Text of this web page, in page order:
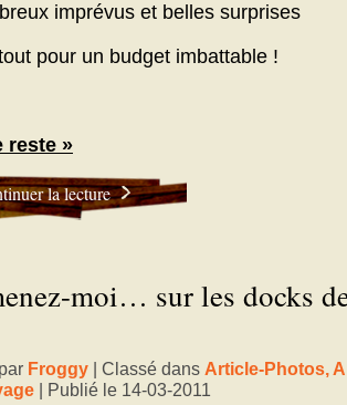
imprévus et belles surprises
pour un budget imbattable !
reste »
la lecture
moi… sur les docks
Froggy | Classé dans Article-Photos,
| Publié le 14-03-2011